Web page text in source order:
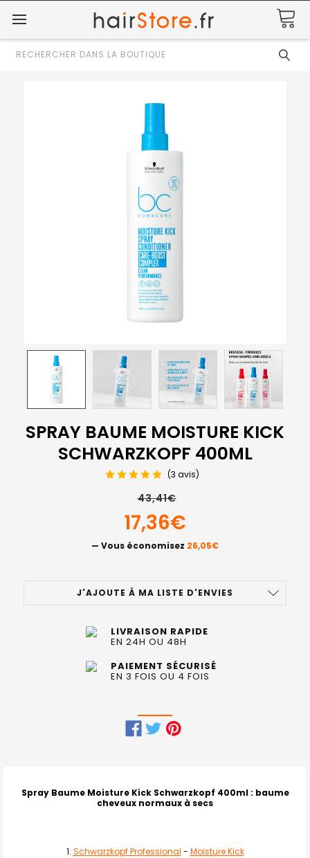
Rechercher
SPRAY BAUME MOISTURE KICK
SCHWARZKOPF 400ML
(3 avis)
43,41€
17,36€
— Vous économisez 26,05€
J'AJOUTE À MA LISTE D'ENVIES
LIVRAISON RAPIDE
EN 24H OU 48H
PAIEMENT SÉCURISÉ
EN 3 FOIS OU 4 FOIS
ENSEMBLE
SELECTIONNER
Spray Baume Moisture Kick Schwarzkopf 400ml : baume
cheveux normaux à secs
Schwarzkopf Professional - Moisture Kick